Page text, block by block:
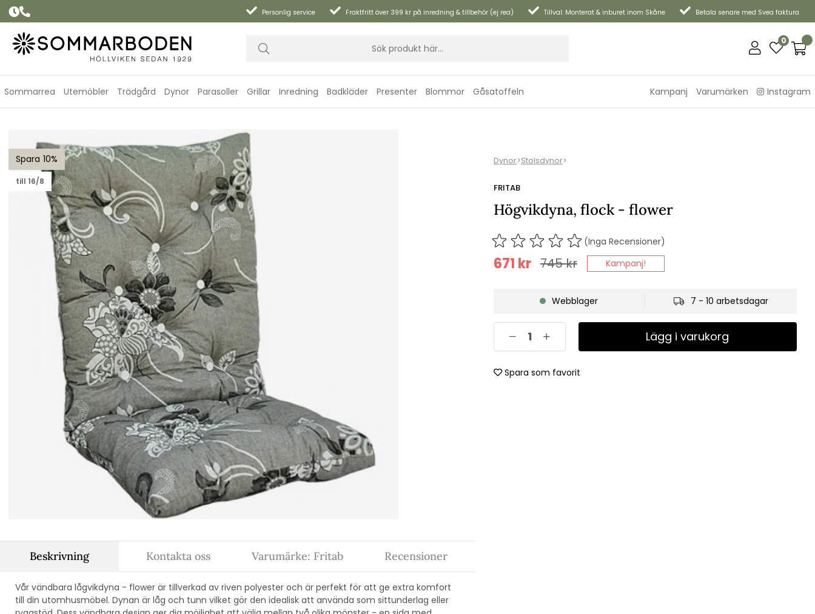
Personlig service Fraktfritt över 399 kr på inredning & tillbehör (ej rea) Tillval: Monterat & inburet inom Skåne Betala senare med Svea faktura
0
Sommarrea Utemöbler Trädgård Dynor Parasoller Grillar Inredning Badkläder Presenter Blommor Gåsatoffeln Kampanj Varumärken Instagram
10
till 16/8
Dynor>Stolsdynor>
FRITAB
Högvikdyna, flock - flower
(Inga Recensioner)
745kr
671 kr Kampanj!
Webblager 7 - 10 arbetsdagar
Lägg i varukorg
Spara som favorit
Beskrivning
Vår vändbara lågvikdyna - flower är tillverkad av riven polyester och är perfekt för att ge extra komfort
till din utomhusmöbel. Dynan är låg och tunn vilket gör den idealisk att använda som sittunderlag eller
Kontakta oss Varumärke: Fritab Recensioner